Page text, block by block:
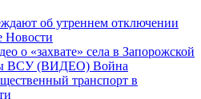
об утреннем отключении
Новости
о «захвате» села в Запорожской
ВСУ (ВИДЕО) Война
транспорт в